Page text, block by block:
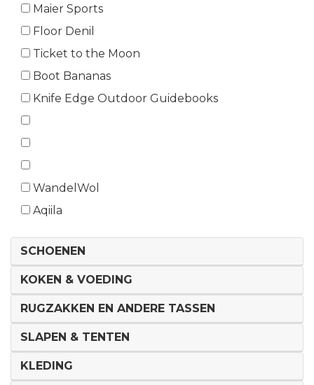
Maier Sports
Floor Denil
Ticket to the Moon
Boot Bananas
Knife Edge Outdoor Guidebooks
WandelWol
Aqiila
SCHOENEN
KOKEN & VOEDING
RUGZAKKEN EN ANDERE TASSEN
SLAPEN & TENTEN
KLEDING